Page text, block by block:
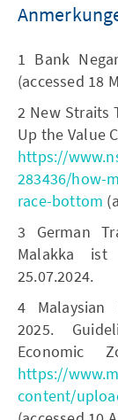
1 Bank
(accessed 18
2 New Straits
Up the Value
https://
283436/how-
race-bottom
3 German
Malakka ist
25.07.2024.
4 Malaysian
2025.
Economic
https://
content/